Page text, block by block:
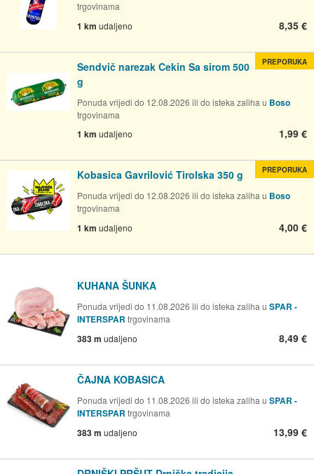
trgovinama
1 km udaljeno 8,35 €
Sendvič narezak Cekin Sa sirom 500
g
Ponuda vrijedi do 12.08.2026 ili do isteka zaliha u Boso
trgovinama
1 km udaljeno 1,99 €
PREPORUKA
Kobasica Gavrilović Tirolska 350 g
Ponuda vrijedi do 12.08.2026 ili do isteka zaliha u Boso
trgovinama
1 km udaljeno 4,00 €
PREPORUKA
KUHANA ŠUNKA
Ponuda vrijedi do 11.08.2026 ili do isteka zaliha u SPAR -
INTERSPAR trgovinama
383 m udaljeno 8,49 €
ČAJNA KOBASICA
Ponuda vrijedi do 11.08.2026 ili do isteka zaliha u SPAR -
INTERSPAR trgovinama
383 m udaljeno 13,99 €